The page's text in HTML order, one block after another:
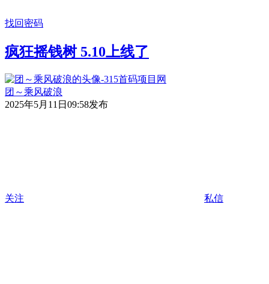
找回密码
疯狂摇钱树 5.10上线了
团～乘风破浪
2025年5月11日09:58发布
关注 私信